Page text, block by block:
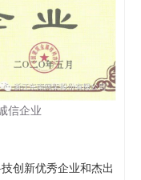
信企业
创新优秀企业和杰出